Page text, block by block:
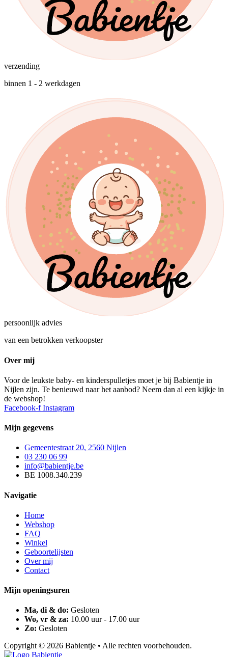
verzending
binnen 1 - 2 werkdagen
persoonlijk advies
van een betrokken verkoopster
Over mij
Voor de leukste baby- en kinderspulletjes moet je bij Babientje in
Nijlen zijn. Te benieuwd naar het aanbod? Neem dan al een kijkje in
de webshop!
Facebook-f Instagram
Mijn gegevens
Gemeentestraat 20, 2560 Nijlen
03 230 06 99
info@babientje.be
BE 1008.340.239
Navigatie
Home
Webshop
FAQ
Winkel
Geboortelijsten
Over mij
Contact
Mijn openingsuren
Ma, di & do: Gesloten
Wo, vr & za: 10.00 uur - 17.00 uur
Zo: Gesloten
Copyright © 2026 Babientje • Alle rechten voorbehouden.